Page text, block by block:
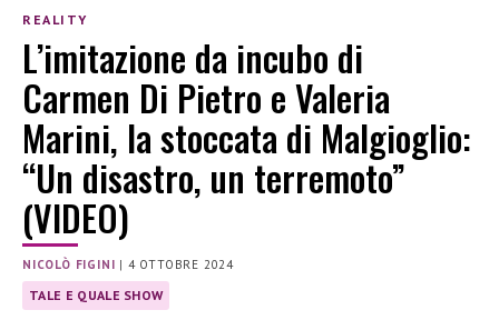
REALITY
L’imitazione da incubo di
Carmen Di Pietro e Valeria
Marini, la stoccata di Malgioglio:
“Un disastro, un terremoto”
(VIDEO)
NICOLÒ FIGINI | 4 OTTOBRE 2024
TALE E QUALE SHOW